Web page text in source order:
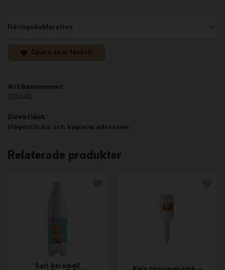
Näringsdeklaration
Spara som favorit
Artikelnummer:
100445
Direktlänk:
Högerklicka och kopiera adressen
Relaterade produkter
Salt karamell